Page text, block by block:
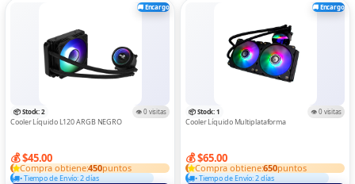
🚚 Encargo
📦 Stock: 2 👁️ 0 visitas
Cooler Líquido L120 ARGB NEGRO
💰 $45.00
Compra obtiene:450puntos
• Tiempo de Envío: 2 días
🚚 Encargo
📦 Stock: 1 👁️ 0 visitas
Cooler Líquido Multiplataforma
💰 $65.00
Compra obtiene:650puntos
• Tiempo de Envío: 2 días